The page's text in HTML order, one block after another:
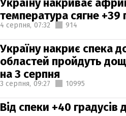
температура сягне +39
4 серпня, 07:32 914
Україну накриє спека
областей пройдуть
на 3 серпня
3 серпня, 09:27 10995
Від спеки +40 градусів